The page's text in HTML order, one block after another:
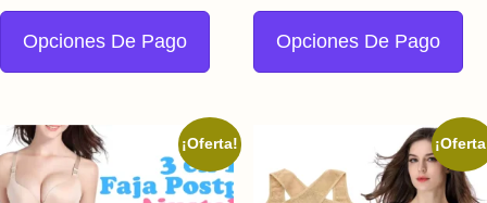
Opciones De Pago Opciones De Pago
¡Oferta!